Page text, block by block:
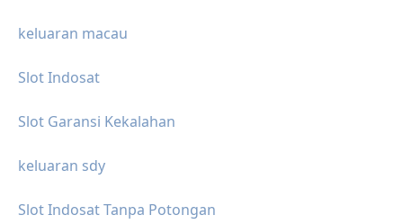
keluaran macau
Slot Indosat
Slot Garansi Kekalahan
keluaran sdy
Slot Indosat Tanpa Potongan